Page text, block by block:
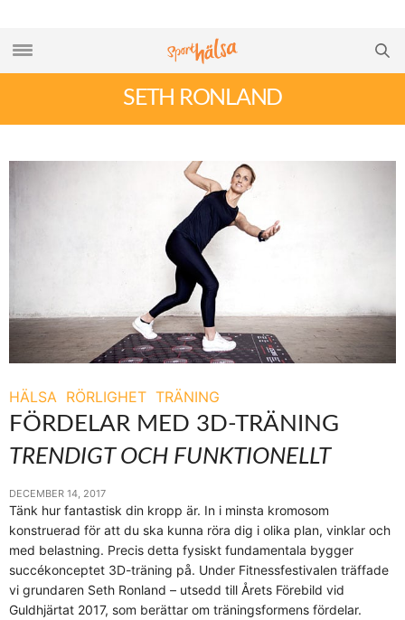
SETH RONLAND
HÄLSA RÖRLIGHET TRÄNING
FÖRDELAR MED 3D-TRÄNING
TRENDIGT OCH FUNKTIONELLT
DECEMBER 14, 2017
Tänk hur fantastisk din kropp är. In i minsta kromosom
konstruerad för att du ska kunna röra dig i olika plan, vinklar och
med belastning. Precis detta fysiskt fundamentala bygger
succékonceptet 3D-träning på. Under Fitnessfestivalen träffade
vi grundaren Seth Ronland – utsedd till Årets Förebild vid
Guldhjärtat 2017, som berättar om träningsformens fördelar.